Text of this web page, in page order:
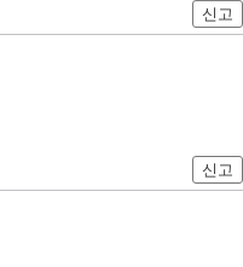
신고
신고